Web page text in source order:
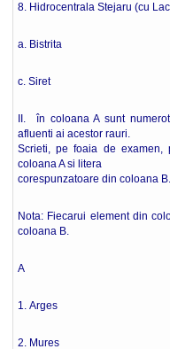
8. Hidrocentrala Stejaru (cu
a. Bistrita b.
c. Siret d.
II. în coloana A sunt
afluenti ai acestor rauri.
Scrieti, pe foaia de examen,
coloana A si litera
corespunzatoare din coloana B.
Nota: Fiecarui element din
coloana B.
A
1. Arges
2. Mures b)